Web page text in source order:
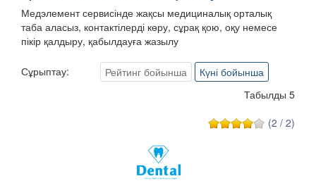
Медэлемент сервисінде жақсы медициналық орталық
таба аласыз, контактілерді көру, сұрақ қою, оқу немесе
пікір қалдыру, қабылдауға жазылу
Сұрыптау: Рейтинг бойынша
Күні бойынша
Табылды 5
(2 / 2)